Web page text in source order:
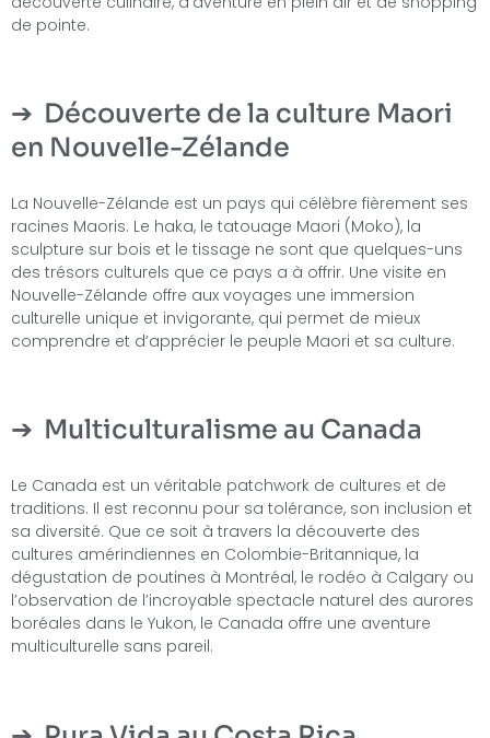
de pointe.
Découverte de la culture Maori
en Nouvelle-Zélande
La Nouvelle-Zélande est un pays qui célèbre fièrement ses
racines Maoris. Le haka, le tatouage Maori (Moko), la
sculpture sur bois et le tissage ne sont que quelques-uns
des trésors culturels que ce pays a à offrir. Une visite en
Nouvelle-Zélande offre aux voyages une immersion
culturelle unique et invigorante, qui permet de mieux
comprendre et d’apprécier le peuple Maori et sa culture.
Multiculturalisme au Canada
Le Canada est un véritable patchwork de cultures et de
traditions. Il est reconnu pour sa tolérance, son inclusion et
sa diversité. Que ce soit à travers la découverte des
cultures amérindiennes en Colombie-Britannique, la
dégustation de poutines à Montréal, le rodéo à Calgary ou
l’observation de l’incroyable spectacle naturel des aurores
boréales dans le Yukon, le Canada offre une aventure
multiculturelle sans pareil.